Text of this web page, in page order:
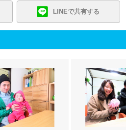
LINEで共有する